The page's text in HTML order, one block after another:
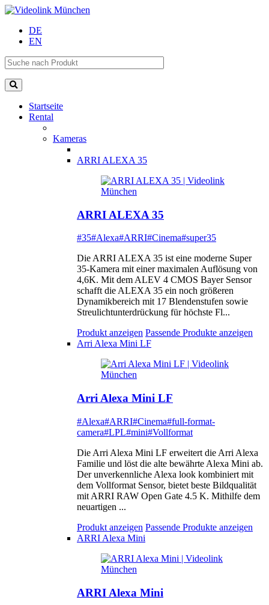
DE
EN
Startseite
Rental
Kameras
ARRI ALEXA 35
ARRI ALEXA 35
#35#Alexa#ARRI#Cinema#super35
Die ARRI ALEXA 35 ist eine moderne Super
35-Kamera mit einer maximalen Auflösung von
4,6K. Mit dem ALEV 4 CMOS Bayer Sensor
schafft die ALEXA 35 ein noch größeren
Dynamikbereich mit 17 Blendenstufen sowie
Streulichtunterdrückung für höchste Fl...
Produkt anzeigen Passende Produkte anzeigen
Arri Alexa Mini LF
Arri Alexa Mini LF
#Alexa#ARRI#Cinema#full-format-
camera#LPL#mini#Vollformat
Die Arri Alexa Mini LF erweitert die Arri Alexa
Familie und löst die alte bewährte Alexa Mini ab.
Der unverkennliche Alexa look kombiniert mit
dem Vollformat Sensor, bietet beste Bildqualität
mit ARRI RAW Open Gate 4.5 K. Mithilfe dem
neuartigen ...
Produkt anzeigen Passende Produkte anzeigen
ARRI Alexa Mini
ARRI Alexa Mini